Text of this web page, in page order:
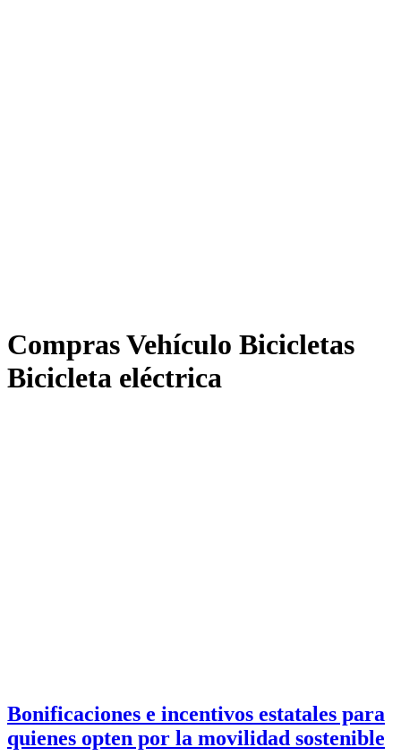
Compras Vehículo Bicicletas
Bicicleta eléctrica
Bonificaciones e incentivos estatales para
quienes opten por la movilidad sostenible